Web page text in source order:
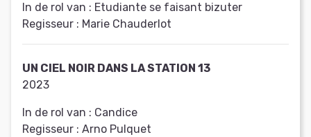
In de rol van : Etudiante se faisant bizuter
Regisseur : Marie Chauderlot
UN CIEL NOIR DANS LA STATION 13
2023
In de rol van : Candice
Regisseur : Arno Pulquet